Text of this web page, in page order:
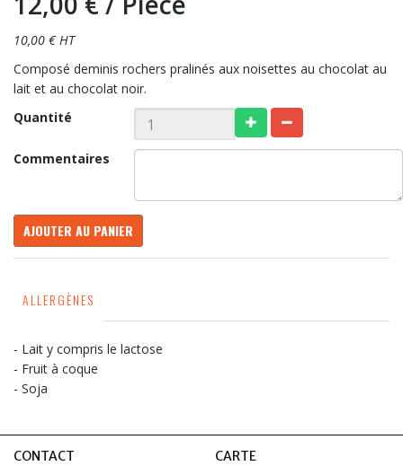
10,00 € HT
Composé deminis rochers pralinés aux noisettes au chocolat au
lait et au chocolat noir.
Quantité
Commentaires
AJOUTER AU PANIER
ALLERGÈNES
- Lait y compris le lactose
- Fruit à coque
- Soja
CONTACT
CARTE